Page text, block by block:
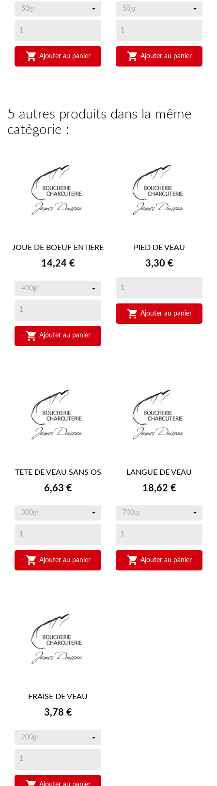
 Ajouter au panier  Ajouter au panier
5 autres produits dans la même
catégorie :
JOUE DE BOEUF ENTIERE
Prix
14,24 €
 Ajouter au panier
PIED DE VEAU
Prix
3,30 €
 Ajouter au panier
TETE DE VEAU SANS OS
Prix
6,63 €
 Ajouter au panier
LANGUE DE VEAU
Prix
18,62 €
 Ajouter au panier
FRAISE DE VEAU
Prix
3,78 €